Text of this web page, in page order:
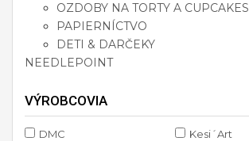
OZDOBY NA TORTY A CUPCAKES
PAPIERNÍCTVO
DETI & DARČEKY
NEEDLEPOINT
VÝROBCOVIA
DMC Kesi´Art